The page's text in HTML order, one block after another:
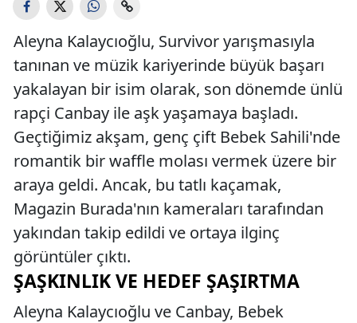
Aleyna Kalaycıoğlu, Survivor yarışmasıyla
tanınan ve müzik kariyerinde büyük başarı
yakalayan bir isim olarak, son dönemde ünlü
rapçi Canbay ile aşk yaşamaya başladı.
Geçtiğimiz akşam, genç çift Bebek Sahili'nde
romantik bir waffle molası vermek üzere bir
araya geldi. Ancak, bu tatlı kaçamak,
Magazin Burada'nın kameraları tarafından
yakından takip edildi ve ortaya ilginç
görüntüler çıktı.
ŞAŞKINLIK VE HEDEF ŞAŞIRTMA
Aleyna Kalaycıoğlu ve Canbay, Bebek